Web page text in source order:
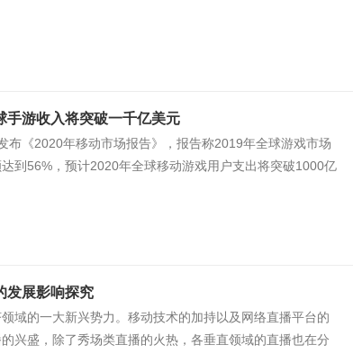
游收入将突破一千亿美元
布《2020年移动市场报告》，报告称2019年全球游戏市场
到56%，预计2020年全球移动游戏用户支出将突破1000亿
发展影响探究
域的一大新兴势力。移动技术的加持以及网络直播平台的
兴盛，除了秀场类直播的火热，各垂直领域的直播也在分